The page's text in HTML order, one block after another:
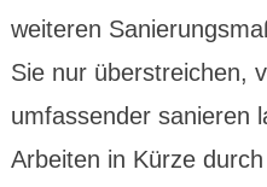
weiteren
Sie nur über­streichen,
umfas­sender sanieren
Arbeiten in Kürze